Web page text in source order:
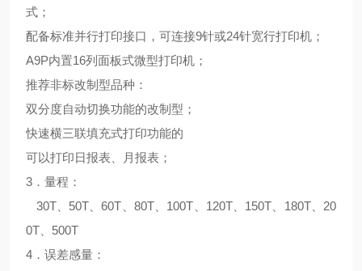
式；
配备标准并行打印接口，可连接9针或24针宽行打印机；
A9P内置16列面板式微型打印机；
推荐非标改制型品种：
双分度自动切换功能的改制型；
快速横三联填充式打印功能的
可以打印日报表、月报表；
3．量程：
30T、50T、60T、80T、100T、120T、150T、180T、20
0T、500T
4．误差感量：